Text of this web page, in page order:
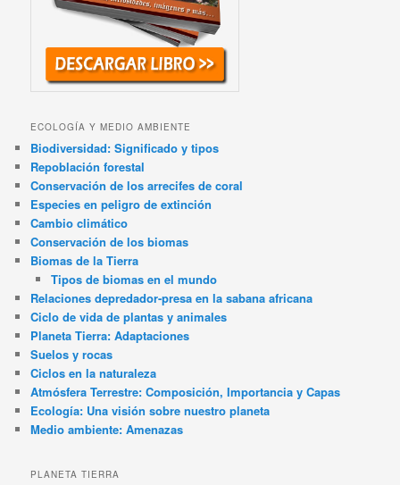
ECOLOGÍA Y MEDIO AMBIENTE
Biodiversidad: Significado y tipos
Repoblación forestal
Conservación de los arrecifes de coral
Especies en peligro de extinción
Cambio climático
Conservación de los biomas
Biomas de la Tierra
Tipos de biomas en el mundo
Relaciones depredador-presa en la sabana africana
Ciclo de vida de plantas y animales
Planeta Tierra: Adaptaciones
Suelos y rocas
Ciclos en la naturaleza
Atmósfera Terrestre: Composición, Importancia y Capas
Ecología: Una visión sobre nuestro planeta
Medio ambiente: Amenazas
PLANETA TIERRA